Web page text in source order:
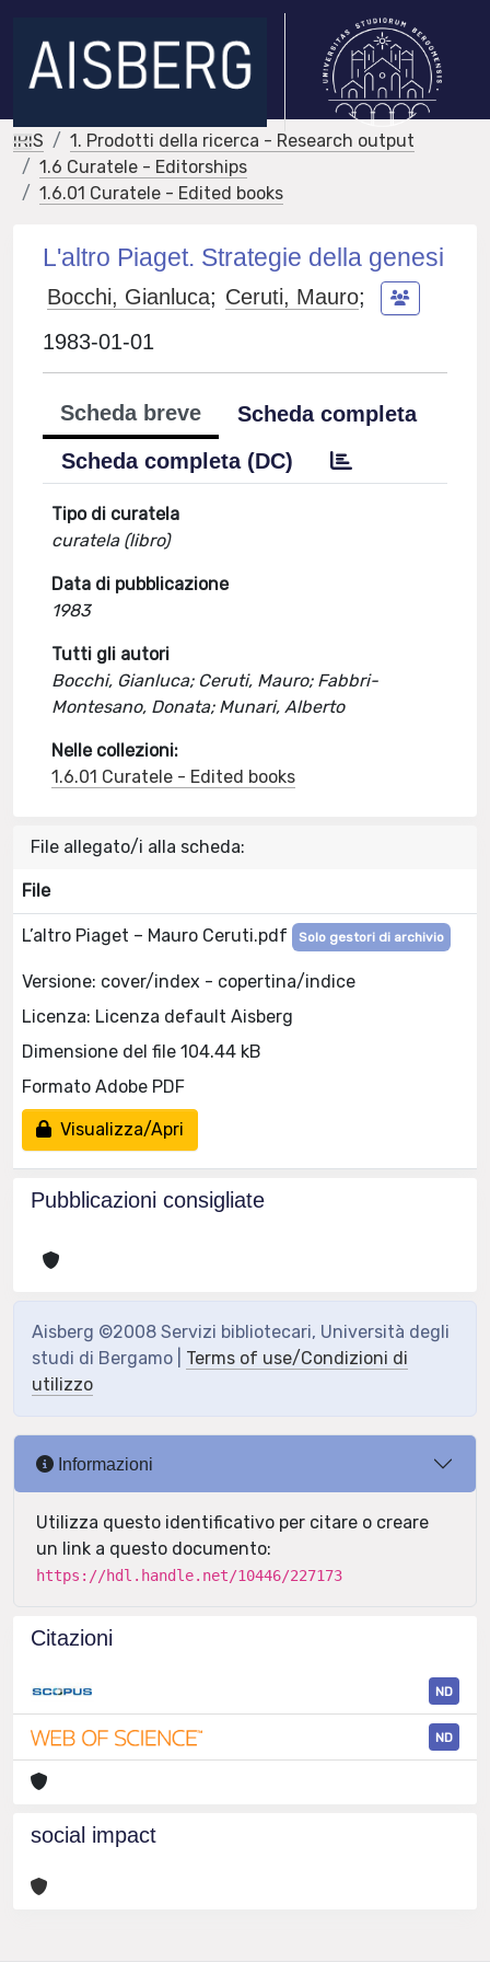
IRIS
1. Prodotti della ricerca - Research output
1.6 Curatele - Editorships
1.6.01 Curatele - Edited books
L'altro Piaget. Strategie della genesi
Bocchi, Gianluca; Ceruti, Mauro;
1983-01-01
Scheda breve
Scheda completa
Scheda completa (DC)
Tipo di curatela
curatela (libro)
Data di pubblicazione
1983
Tutti gli autori
Bocchi, Gianluca; Ceruti, Mauro; Fabbri-
Montesano, Donata; Munari, Alberto
Nelle collezioni:
1.6.01 Curatele - Edited books
File allegato/i alla scheda:
File
L’altro Piaget – Mauro Ceruti.pdf Solo gestori di archivio
Versione: cover/index - copertina/indice
Licenza: Licenza default Aisberg
Dimensione del file 104.44 kB
Formato Adobe PDF
Visualizza/Apri
Pubblicazioni consigliate
Aisberg ©2008 Servizi bibliotecari, Università degli
studi di Bergamo | Terms of use/Condizioni di
utilizzo
Informazioni
Utilizza questo identificativo per citare o creare
un link a questo documento:
https://hdl.handle.net/10446/227173
Citazioni
ND
ND
social impact